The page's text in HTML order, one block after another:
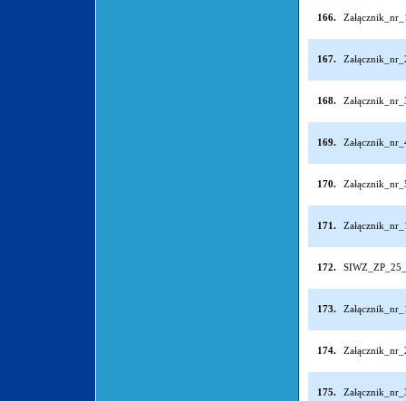
166.
167.
168.
169.
170.
171.
172.
173.
174.
175.